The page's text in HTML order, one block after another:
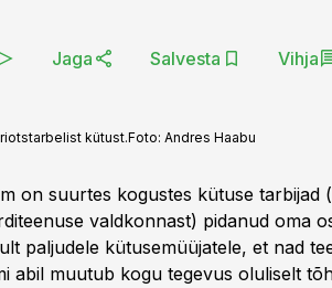
Jaga Salvesta Vihja
kütust.Foto: Andres Haabu
on suurtes kogustes kütuse tarbijad
valdkonnast) pidanud oma
paljudele kütusemüüjatele, et nad
abil muutub kogu tegevus oluliselt